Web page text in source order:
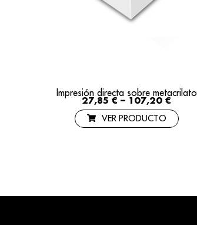
Impresión directa sobre metacrilato
27,85€ – 107,20€
VER PRODUCTO